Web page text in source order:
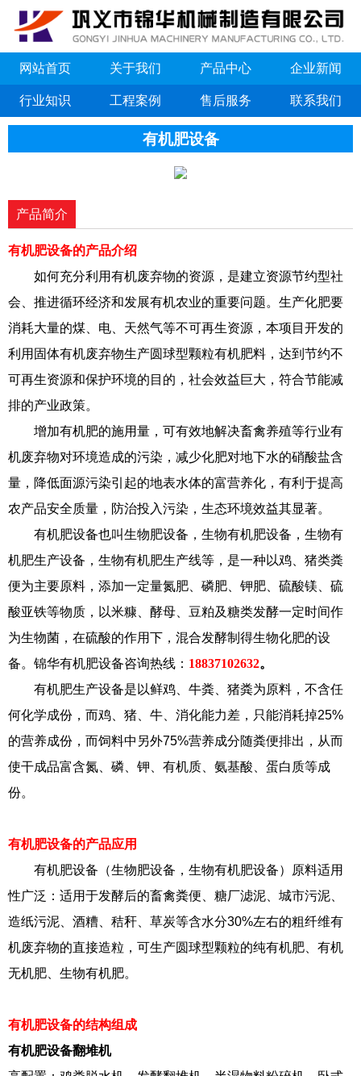
网站首页 关于我们 产品中心 企业新闻
行业知识 工程案例 售后服务 联系我们
有机肥设备
产品简介
有机肥设备的产品介绍
如何充分利用有机废弃物的资源，是建立资源节约型社
会、推进循环经济和发展有机农业的重要问题。生产化肥要
消耗大量的煤、电、天然气等不可再生资源，本项目开发的
利用固体有机废弃物生产圆球型颗粒有机肥料，达到节约不
可再生资源和保护环境的目的，社会效益巨大，符合节能减
排的产业政策。
增加有机肥的施用量，可有效地解决畜禽养殖等行业有
机废弃物对环境造成的污染，减少化肥对地下水的硝酸盐含
量，降低面源污染引起的地表水体的富营养化，有利于提高
农产品安全质量，防治投入污染，生态环境效益其显著。
有机肥设备也叫生物肥设备，生物有机肥设备，生物有
机肥生产设备，生物有机肥生产线等，是一种以鸡、猪类粪
便为主要原料，添加一定量氮肥、磷肥、钾肥、硫酸镁、硫
酸亚铁等物质，以米糠、酵母、豆粕及糖类发酵一定时间作
为生物菌，在硫酸的作用下，混合发酵制得生物化肥的设
备。锦华有机肥设备咨询热线： 18837102632。
有机肥生产设备是以鲜鸡、牛粪、猪粪为原料，不含任
何化学成份，而鸡、猪、牛、消化能力差，只能消耗掉25%
的营养成份，而饲料中另外75%营养成分随粪便排出，从而
使干成品富含氮、磷、钾、有机质、氨基酸、蛋白质等成
份。
有机肥设备的产品应用
有机肥设备（生物肥设备，生物有机肥设备）原料适用
性广泛：适用于发酵后的畜禽粪便、糖厂滤泥、城市污泥、
造纸污泥、酒糟、秸秆、草炭等含水分30%左右的粗纤维有
机废弃物的直接造粒，可生产圆球型颗粒的纯有机肥、有机
无机肥、生物有机肥。
有机肥设备的结构组成
有机肥设备翻堆机